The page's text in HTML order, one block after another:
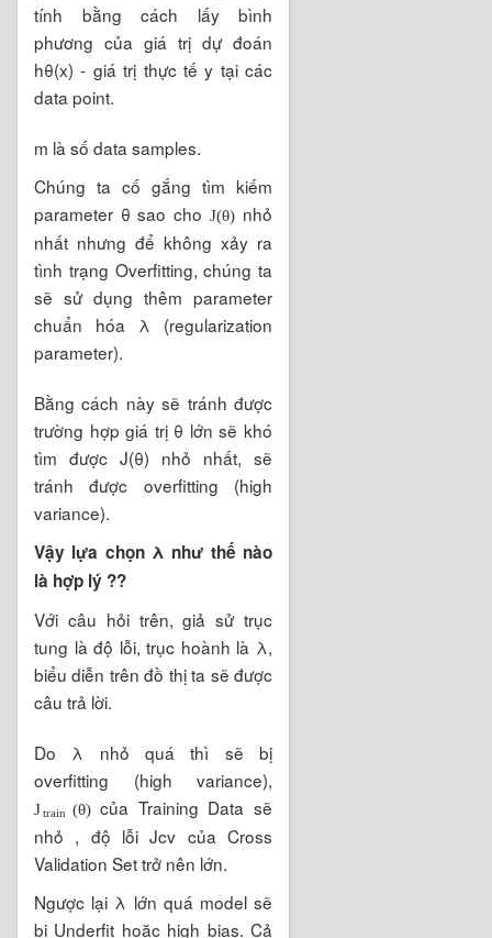
tính bằng cách lấy bình
phương của giá trị dự đoán
hθ(x) - giá trị thực tế y tại các
data point.
m là số data samples.
Chúng ta cố gắng tìm kiếm
parameter θ sao cho J(θ) nhỏ
nhất nhưng để không xảy ra
tình trạng Overfitting, chúng ta
sẽ sử dụng thêm parameter
chuẩn hóa λ (regularization
parameter).
Bằng cách này sẽ tránh được
trường hợp giá trị θ lớn sẽ khó
tìm được J(θ) nhỏ nhất, sẽ
tránh được overfitting (high
variance).
Vậy lựa chọn λ như thế nào
là hợp lý ??
Với câu hỏi trên, giả sử trục
tung là độ lỗi, trục hoành là λ,
biểu diễn trên đồ thị ta sẽ được
câu trả lời.
Do λ nhỏ quá thì sẽ bị
overfitting (high variance),
Jtrain (θ)của Training Data sẽ
nhỏ , độ lỗi Jcv của Cross
Validation Set trở nên lớn.
Ngược lại λ lớn quá model sẽ
bị Underfit hoặc high bias. Cả